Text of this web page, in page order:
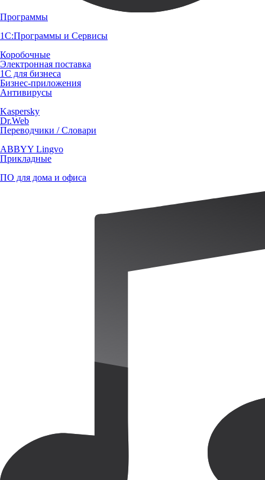
Программы
1С:Программы и Сервисы
Коробочные
Электронная поставка
1С для бизнеса
Бизнес-приложения
Антивирусы
Kaspersky
Dr.Web
Переводчики / Словари
ABBYY Lingvo
Прикладные
ПО для дома и офиса